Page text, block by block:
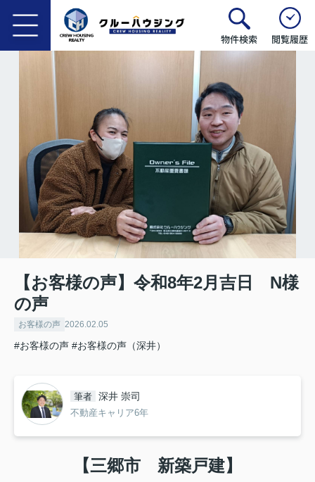
物件検索 閲覧履歴
【お客様の声】令和8年2月吉日 N様
の声
お客様の声 2026.02.05
#お客様の声 #お客様の声（深井）
筆者 深井 崇司
不動産キャリア6年
【三郷市 新築戸建】